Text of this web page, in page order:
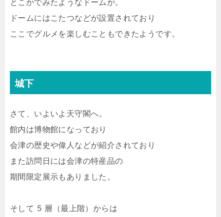
とこかでみたようなドームが。
ドームにはこたつなどが設置されており
ここでグルメを楽しむこともできたようです。
城下
さて、いよいよ天守閣へ。
館内は博物館になっており
会津の歴史や偉人などが紹介されており
また訪問日には会津の特産品の
期間限定展示もありました。
そして 5 層（最上階）からは